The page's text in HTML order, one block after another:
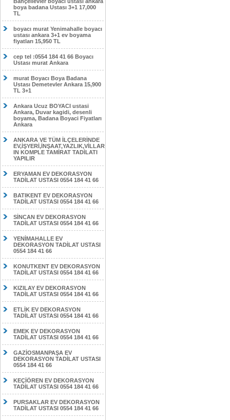
boya badana Ustası 3+1 17,000
TL
boyacı murat Yenimahalle boyacı
ustası ankara 3+1 ev boyama
fiyatları 15,950 TL
cep tel :0554 184 41 66 Boyacı
Ustası murat Ankara
murat Boyacı Boya Badana
Ustası Demetevler Ankara 15,900
TL 3+1
Ankara Ucuz BOYACI ustasi
Ankara, Duvar kagidi, desenli
boyama, Badana Boyaci Fiyatları
Ankara
ANKARA VE TÜM İLÇELERİNDE
EV,İŞYERİ,İNŞAAT,YAZLIK,VİLLAR
IN KOMPLE TAMİRAT TADİLATI
YAPILIR
ERYAMAN EV DEKORASYON
TADİLAT USTASI 0554 184 41 66
BATIKENT EV DEKORASYON
TADİLAT USTASI 0554 184 41 66
SİNCAN EV DEKORASYON
TADİLAT USTASI 0554 184 41 66
YENİMAHALLE EV
DEKORASYON TADİLAT USTASI
0554 184 41 66
KONUTKENT EV DEKORASYON
TADİLAT USTASI 0554 184 41 66
KIZILAY EV DEKORASYON
TADİLAT USTASI 0554 184 41 66
ETLİK EV DEKORASYON
TADİLAT USTASI 0554 184 41 66
EMEK EV DEKORASYON
TADİLAT USTASI 0554 184 41 66
GAZİOSMANPAŞA EV
DEKORASYON TADİLAT USTASI
0554 184 41 66
KEÇİÖREN EV DEKORASYON
TADİLAT USTASI 0554 184 41 66
PURSAKLAR EV DEKORASYON
TADİLAT USTASI 0554 184 41 66